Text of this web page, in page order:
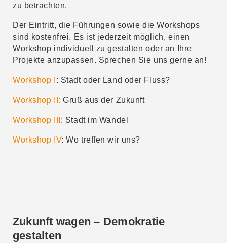
zu betrachten.
Der Eintritt, die Führungen sowie die Workshops
sind kostenfrei. Es ist jederzeit möglich, einen
Workshop individuell zu gestalten oder an Ihre
Projekte anzupassen. Sprechen Sie uns gerne an!
Workshop I : Stadt oder Land oder Fluss?
Workshop II: Gruß aus der Zukunft
Workshop III: Stadt im Wandel
Workshop IV: Wo treffen wir uns?
Zukunft wagen – Demokratie
gestalten